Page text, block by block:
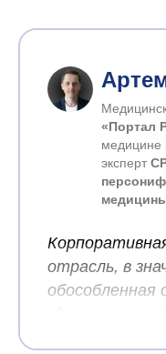
«Портал
медицине
эксперт
отрасль, в
обособленная